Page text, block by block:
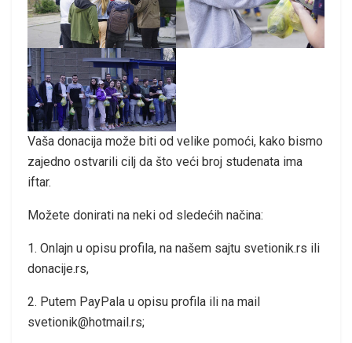
Vaša donacija može biti od velike pomoći, kako bismo
zajedno ostvarili cilj da što veći broj studenata ima
iftar.
Možete donirati na neki od sledećih načina:
1. Onlajn u opisu profila, na našem sajtu svetionik.rs ili
donacije.rs,
2. Putem PayPala u opisu profila ili na mail
svetionik@hotmail.rs;